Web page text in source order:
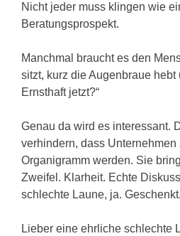
Nicht jeder muss klingen wie
Beratungsprospekt.
Manchmal braucht es den
sitzt, kurz die Augenbraue hebt
Ernsthaft jetzt?“
Genau da wird es interessant.
verhindern, dass
Organigramm werden. Sie
Zweifel. Klarheit. Echte
schlechte Laune, ja. Geschenkt.
Lieber eine ehrliche schlechte